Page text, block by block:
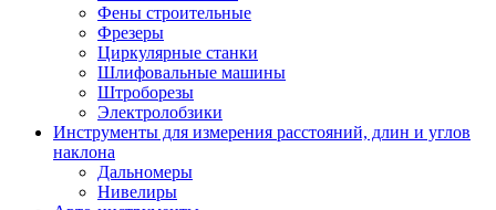
Фены строительные
Фрезеры
Циркулярные станки
Шлифовальные машины
Штроборезы
Электролобзики
Инструменты для измерения расстояний, длин и углов
наклона
Дальномеры
Нивелиры